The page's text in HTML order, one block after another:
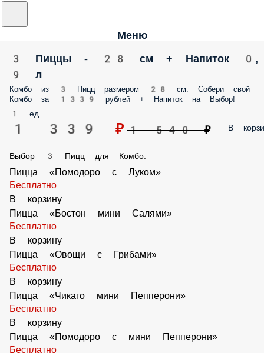
Меню
3 Пиццы - 28 см + Напиток 0, 9 л
Комбо из 3 Пицц размером 28 см. Собери свой Комбо за 1339
1 ед.
1 339 ₽
Пицца «Помодоро с Луком»
Бесплатно
В корзину
Пицца «Бостон мини Салями»
Бесплатно
Пицца «Овощи с Грибами»
Бесплатно
В корзину
Пицца «Чикаго мини Пепперони»
Бесплатно
В корзину